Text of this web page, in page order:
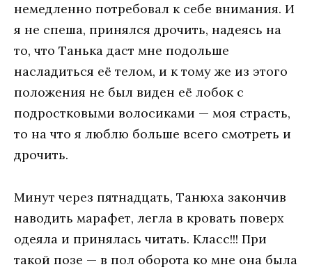
немедленно потребовал к себе внимания. И
я не спеша, принялся дрочить, надеясь на
то, что Танька даст мне подольше
насладиться её телом, и к тому же из этого
положения не был виден её лобок с
подростковыми волосиками — моя страсть,
то на что я люблю больше всего смотреть и
дрочить.
Минут через пятнадцать, Танюха закончив
наводить марафет, легла в кровать поверх
одеяла и принялась читать. Класс!!! При
такой позе — в пол оборота ко мне она была